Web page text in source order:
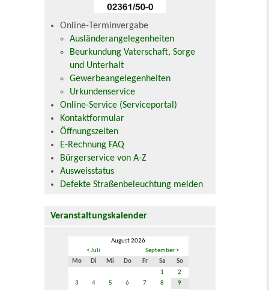
Online-Terminvergabe
Ausländerangelegenheiten
Beurkundung Vaterschaft, Sorge
und Unterhalt
Gewerbeangelegenheiten
Urkundenservice
Online-Service (Serviceportal)
Kontaktformular
Öffnungszeiten
E-Rechnung FAQ
Bürgerservice von A-Z
Ausweisstatus
Defekte Straßenbeleuchtung melden
Veranstaltungskalender
August 2026
< Juli
September >
Mo
Di Mi Do Fr Sa
So
1
2
3
4 5 6 7 8
9